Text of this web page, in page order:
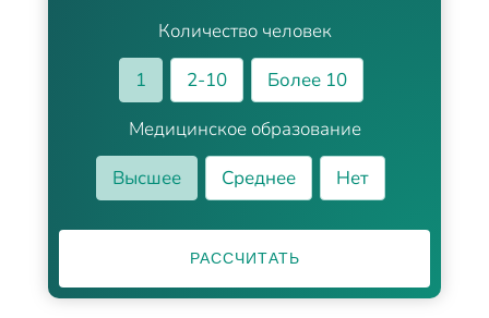
Количество человек
1
2-10
Более 10
Медицинское образование
Высшее
Среднее Нет
РАССЧИТАТЬ